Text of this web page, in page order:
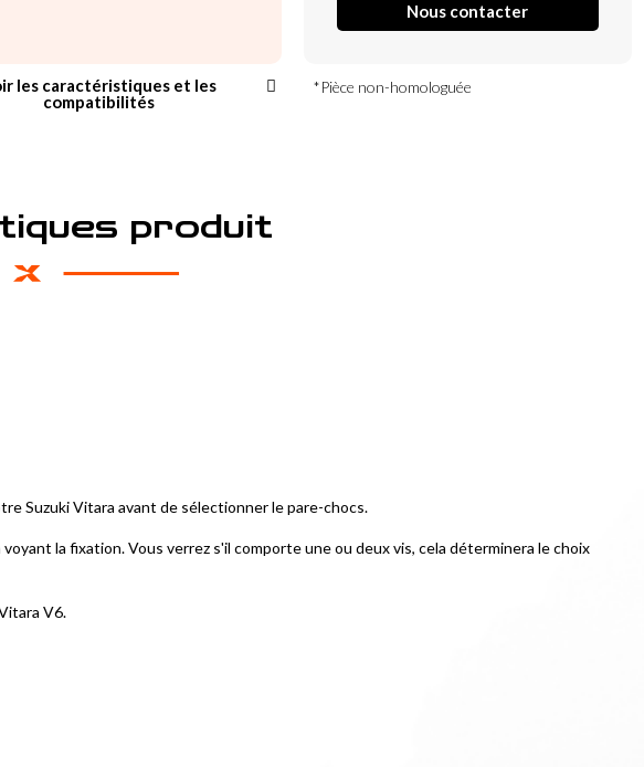
Nous contacter
les caractéristiques et les
compatibilités
*Pièce non-homologuée
produit
Suzuki Vitara avant de sélectionner le pare-chocs.
la fixation. Vous verrez s'il comporte une ou deux vis, cela déterminera le choix
V6.